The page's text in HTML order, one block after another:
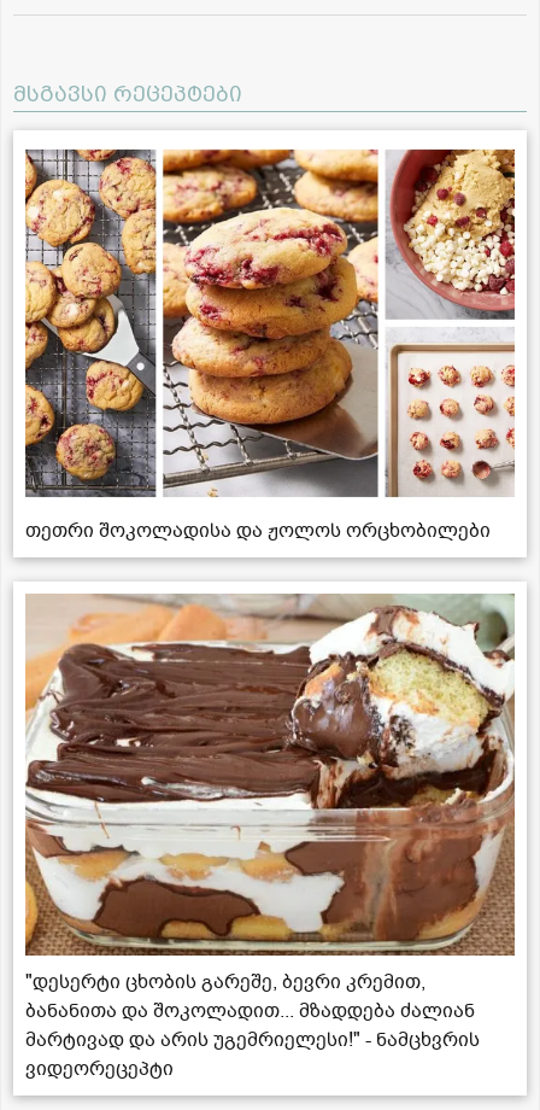
მსგავსი რეცეპტები
თეთრი შოკოლადისა და ჟოლოს ორცხობილები
"დესერტი ცხობის გარეშე, ბევრი კრემით,
ბანანითა და შოკოლადით... მზადდება ძალიან
მარტივად და არის უგემრიელესი!" - ნამცხვრის
ვიდეორეცეპტი